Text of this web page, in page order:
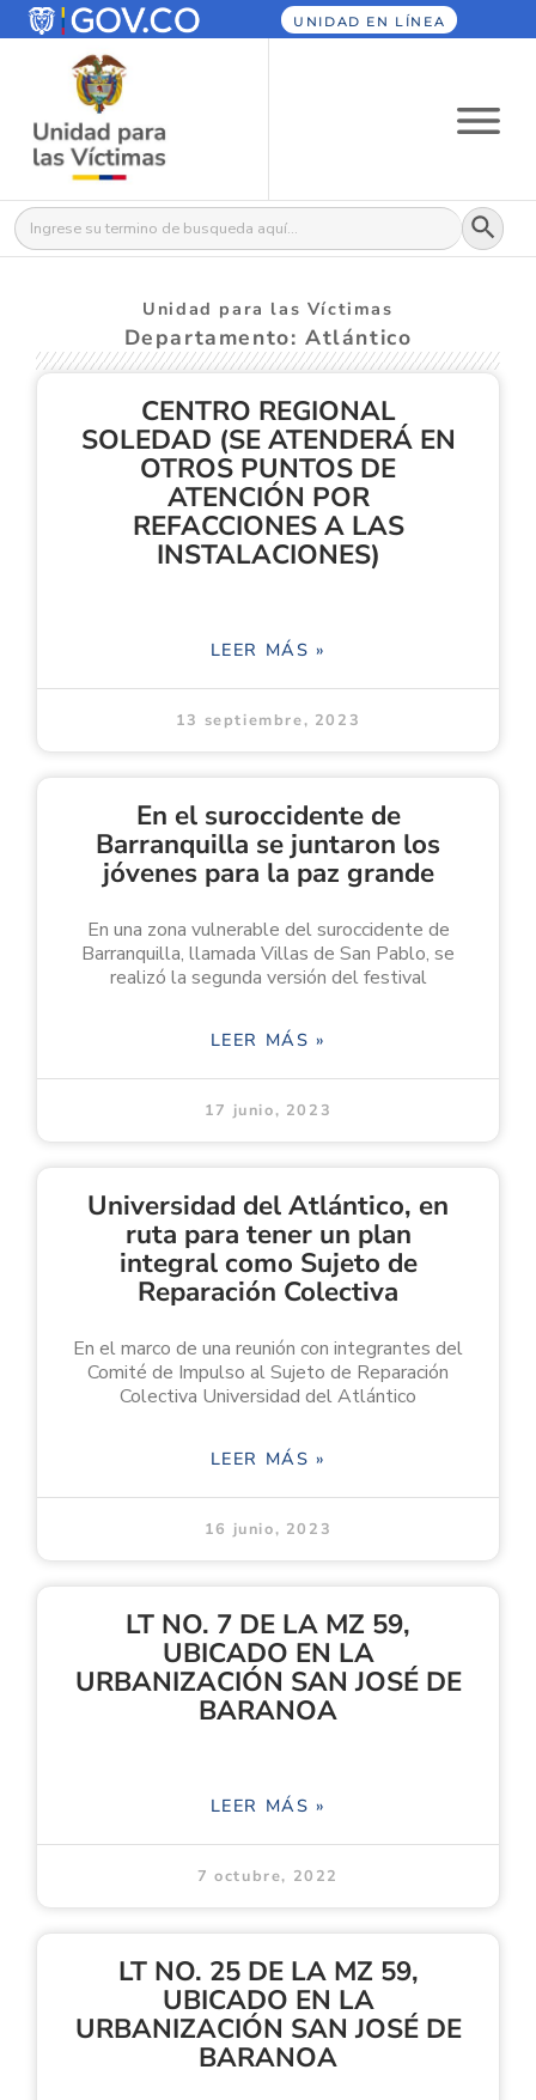
UNIDAD EN LÍNEA
Buscar: Botón
Unidad para las Víctimas
Departamento: Atlántico
CENTRO REGIONAL
SOLEDAD (SE ATENDERÁ EN
OTROS PUNTOS DE
ATENCIÓN POR
REFACCIONES A LAS
INSTALACIONES)
LEER MÁS »
13 septiembre, 2023
En el suroccidente de
Barranquilla se juntaron los
jóvenes para la paz grande
En una zona vulnerable del suroccidente de
Barranquilla, llamada Villas de San Pablo, se
realizó la segunda versión del festival
LEER MÁS »
17 junio, 2023
Universidad del Atlántico, en
ruta para tener un plan
integral como Sujeto de
Reparación Colectiva
En el marco de una reunión con integrantes del
Comité de Impulso al Sujeto de Reparación
Colectiva Universidad del Atlántico
LEER MÁS »
16 junio, 2023
LT NO. 7 DE LA MZ 59,
UBICADO EN LA
URBANIZACIÓN SAN JOSÉ DE
BARANOA
LEER MÁS »
7 octubre, 2022
LT NO. 25 DE LA MZ 59,
UBICADO EN LA
URBANIZACIÓN SAN JOSÉ DE
BARANOA